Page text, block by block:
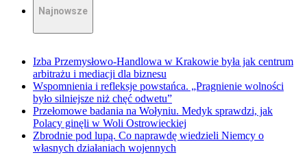
Najnowsze
Izba Przemysłowo-Handlowa w Krakowie była jak centrum
arbitrażu i mediacji dla biznesu
Wspomnienia i refleksje powstańca. „Pragnienie wolności
było silniejsze niż chęć odwetu”
Przełomowe badania na Wołyniu. Medyk sprawdzi, jak
Polacy ginęli w Woli Ostrowieckiej
Zbrodnie pod lupą. Co naprawdę wiedzieli Niemcy o
własnych działaniach wojennych